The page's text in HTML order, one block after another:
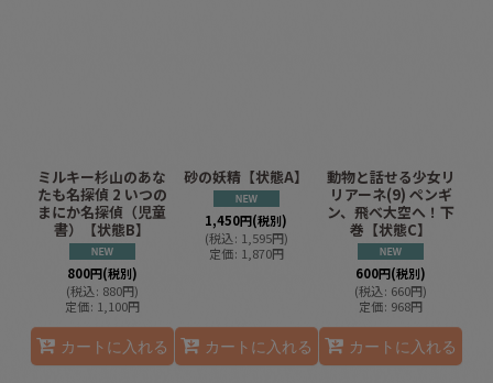
ミルキー杉山のあな
たも名探偵 2 いつの
まにか名探偵（児童
書）【状態B】
800円(税別)
(税込: 880円)
定価: 1,100円
カートに入れる
砂の妖精【状態A】
1,450円(税別)
(税込: 1,595円)
定価: 1,870円
カートに入れる
動物と話せる少女リ
リアーネ(9) ペンギ
ン、飛べ大空へ！下
巻【状態C】
600円(税別)
(税込: 660円)
定価: 968円
カートに入れる